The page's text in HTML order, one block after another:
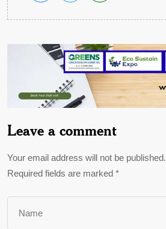
Leave a comment
Your email address will not be published.
Required fields are marked *